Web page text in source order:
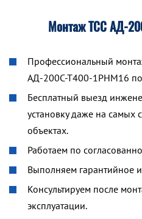
Монтаж ТСС АД-
Профессиональный
АД-200С-Т400-1РНМ16
Бесплатный выезд
установку даже на самых
объектах.
Работаем по
Выполняем гарантийное
Консультируем после
эксплуатации.